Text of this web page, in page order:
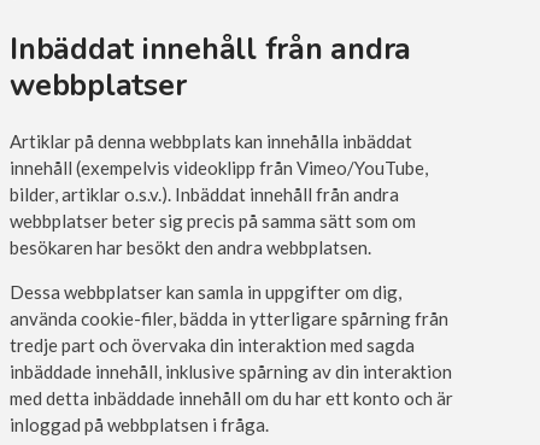
Inbäddat innehåll från andra
webbplatser
Artiklar på denna webbplats kan innehålla inbäddat
innehåll (exempelvis videoklipp från Vimeo/YouTube,
bilder, artiklar o.s.v.). Inbäddat innehåll från andra
webbplatser beter sig precis på samma sätt som om
besökaren har besökt den andra webbplatsen.
Dessa webbplatser kan samla in uppgifter om dig,
använda cookie-filer, bädda in ytterligare spårning från
tredje part och övervaka din interaktion med sagda
inbäddade innehåll, inklusive spårning av din interaktion
med detta inbäddade innehåll om du har ett konto och är
inloggad på webbplatsen i fråga.